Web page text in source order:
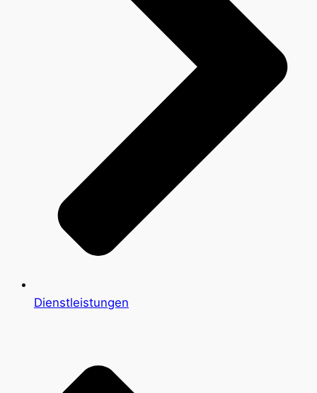
Dienstleistungen